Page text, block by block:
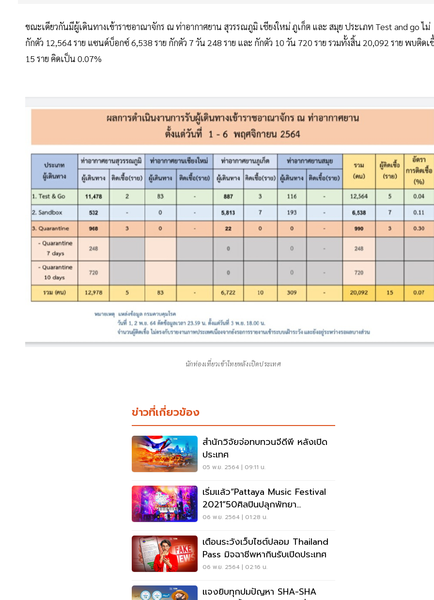
ขณะเดียวกันมีผู้เดินทางเข้าราชอาณาจักร ณ ท่าอากาศยาน สุวรรณภูมิ เชียงใหม่ ภูเก็ต และ สมุย ประเภท Test and go ไม่
กักตัว 12,564 ราย แซนด์บ็อกซ์ 6,538 ราย กักตัว 7 วัน 248 ราย และ กักตัว 10 วัน 720 ราย รวมทั้งสิ้น 20,092 ราย พบติดเ
15 ราย คิดเป็น 0.07%
นักท่องเที่ยวเข้าไทยหลังเปิดประเทศ
ข่าวที่เกี่ยวข้อง
สำนักวิจัยจ่อทบทวนจีดีพี หลังเปิด
ประเทศ
05 พ.ย. 2564 | 09:11 น.
เริ่มแล้ว“Pattaya Music Festival
2021”50ศิลปินปลุกพัทยา
ตลอด4สัปดาห์นี้
06 พ.ย. 2564 | 01:28 น.
เตือนระวังเว็บไซต์ปลอม Thailand
Pass มิจฉาชีพหากินรับเปิดประเทศ
06 พ.ย. 2564 | 02:16 น.
แจงยิบทุกปมปัญหา SHA-SHA